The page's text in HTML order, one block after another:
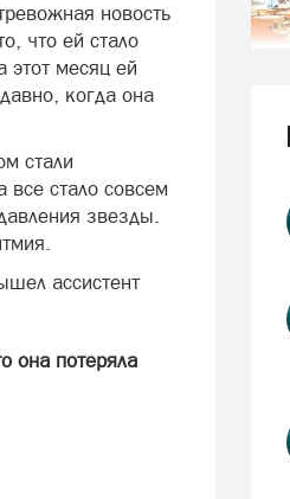
новость
что ей стало
этот месяц ей
когда она
стали
стало совсем
звезды.
ассистент
она потеряла